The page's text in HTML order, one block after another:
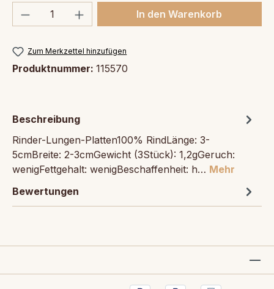
Produkt Anzahl: Gib denIn den Warenkorb
Zum Merkzettel hinzufügen
Produktnummer: 115570
Beschreibung
Rinder-Lungen-Platten100% RindLänge: 3-
5cmBreite: 2-3cmGewicht (3Stück): 1,2gGeruch:
wenigFettgehalt: wenigBeschaffenheit: h… Mehr
Bewertungen